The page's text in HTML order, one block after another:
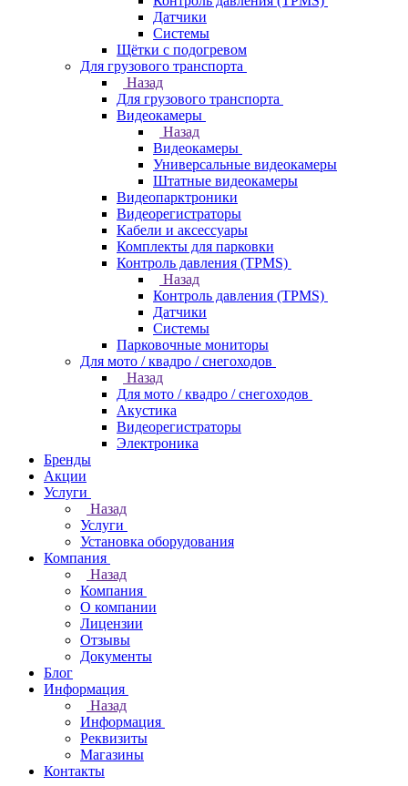
Датчики
Системы
Щётки с подогревом
Для грузового транспорта
Назад
Для грузового транспорта
Видеокамеры
Назад
Видеокамеры
Универсальные видеокамеры
Штатные видеокамеры
Видеопарктроники
Видеорегистраторы
Кабели и аксессуары
Комплекты для парковки
Контроль давления (TPMS)
Назад
Контроль давления (TPMS)
Датчики
Системы
Парковочные мониторы
Для мото / квадро / снегоходов
Назад
Для мото / квадро / снегоходов
Акустика
Видеорегистраторы
Электроника
Бренды
Акции
Услуги
Назад
Услуги
Установка оборудования
Компания
Назад
Компания
О компании
Лицензии
Отзывы
Документы
Блог
Информация
Назад
Информация
Реквизиты
Магазины
Контакты